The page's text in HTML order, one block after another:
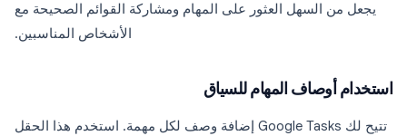
يجعل من السهل العثور على المهام ومشاركة القوائم الصحيحة مع
الأشخاص المناسبين.
استخدام أوصاف المهام للسياق
تتيح لك Google Tasks إضافة وصف لكل مهمة. استخدم هذا الحقل